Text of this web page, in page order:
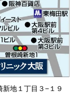
地１丁目３−１９